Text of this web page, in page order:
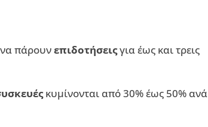
πάρουνεπιδοτήσειςγια έως και τρεις
κυμίνονται από 30% έως 50% ανά